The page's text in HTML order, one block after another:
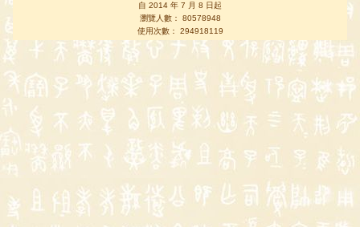
自 2014 年 7 月 8 日起
瀏覽人數： 80578948
使用次數： 294918119